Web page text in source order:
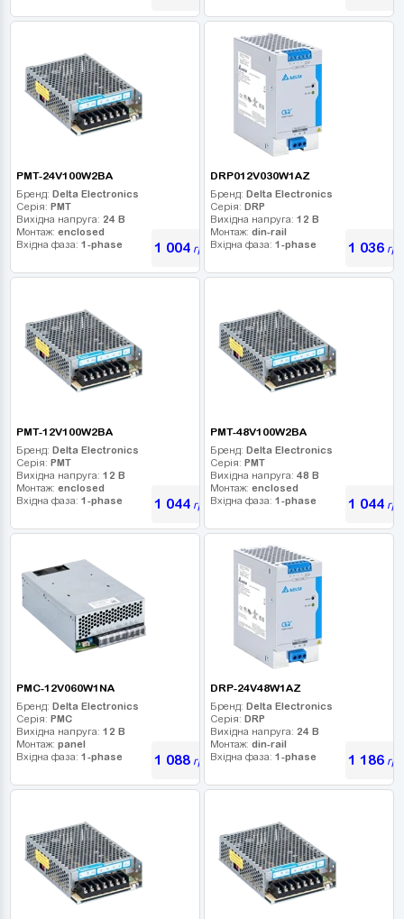
PMT-24V100W2BA
Бренд: Delta Electronics
Серія: PMT
Вихідна напруга: 24 В
Монтаж: enclosed
Вхідна фаза: 1-phase 1 004грн
DRP012V030W1AZ
Бренд: Delta Electronics
Серія: DRP
Вихідна напруга: 12 В
Монтаж: din-rail
Вхідна фаза: 1-phase 1 036грн
PMT-12V100W2BA
Бренд: Delta Electronics
Серія: PMT
Вихідна напруга: 12 В
Монтаж: enclosed
Вхідна фаза: 1-phase 1 044грн
PMT-48V100W2BA
Бренд: Delta Electronics
Серія: PMT
Вихідна напруга: 48 В
Монтаж: enclosed
Вхідна фаза: 1-phase 1 044грн
PMC-12V060W1NA
Бренд: Delta Electronics
Серія: PMC
Вихідна напруга: 12 В
Монтаж: panel
Вхідна фаза: 1-phase 1 088грн
DRP-24V48W1AZ
Бренд: Delta Electronics
Серія: DRP
Вихідна напруга: 24 В
Монтаж: din-rail
Вхідна фаза: 1-phase 1 186грн